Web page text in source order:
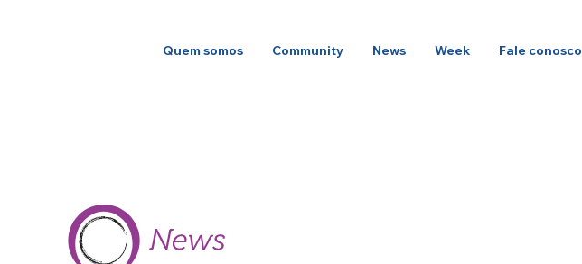
Quem somos Community News Week Fale conosco